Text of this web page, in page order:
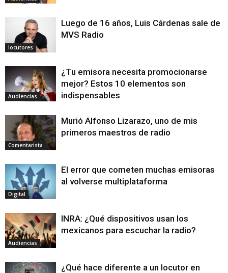
locutores
Luego de 16 años, Luis Cárdenas sale de
MVS Radio
Audiencias
¿Tu emisora necesita promocionarse
mejor? Estos 10 elementos son
indispensables
Comentarista
Murió Alfonso Lizarazo, uno de mis
primeros maestros de radio
Digital
El error que cometen muchas emisoras
al volverse multiplataforma
Audiencias
INRA: ¿Qué dispositivos usan los
mexicanos para escuchar la radio?
¿Qué hace diferente a un locutor en